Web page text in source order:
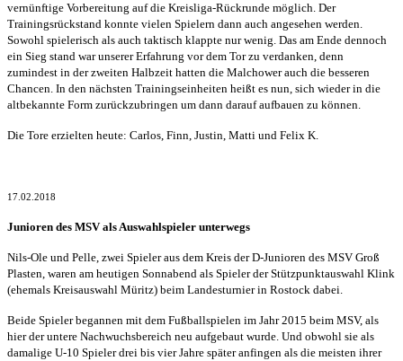
vernünftige Vorbereitung auf die Kreisliga-Rückrunde möglich. Der
Trainingsrückstand konnte vielen Spielern dann auch angesehen werden.
Sowohl spielerisch als auch taktisch klappte nur wenig. Das am Ende dennoch
ein Sieg stand war unserer Erfahrung vor dem Tor zu verdanken, denn
zumindest in der zweiten Halbzeit hatten die Malchower auch die besseren
Chancen. In den nächsten Trainingseinheiten heißt es nun, sich wieder in die
altbekannte Form zurückzubringen um dann darauf aufbauen zu können.
Die Tore erzielten heute: Carlos, Finn, Justin, Matti und Felix K.
17.02.2018
Junioren des MSV als Auswahlspieler unterwegs
Nils-Ole und Pelle, zwei Spieler aus dem Kreis der D-Junioren des MSV Groß
Plasten, waren am heutigen Sonnabend als Spieler der Stützpunktauswahl Klink
(ehemals Kreisauswahl Müritz) beim Landesturnier in Rostock dabei.
Beide Spieler begannen mit dem Fußballspielen im Jahr 2015 beim MSV, als
hier der untere Nachwuchsbereich neu aufgebaut wurde. Und obwohl sie als
damalige U-10 Spieler drei bis vier Jahre später anfingen als die meisten ihrer